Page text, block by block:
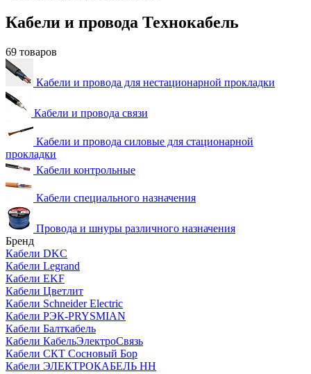
Кабели и провода Технокабель
69 товаров
Кабели и провода для нестационарной прокладки
Кабели и провода связи
Кабели и провода силовые для стационарной
прокладки
Кабели контрольные
Кабели специального назначения
Провода и шнуры различного назначения
Бренд
Кабели DKC
Кабели Legrand
Кабели EKF
Кабели Цветлит
Кабели Schneider Electric
Кабели РЭК-PRYSMIAN
Кабели Балткабель
Кабели КабельЭлектроСвязь
Кабели СКТ Сосновый Бор
Кабели ЭЛЕКТРОКАБЕЛЬ НН